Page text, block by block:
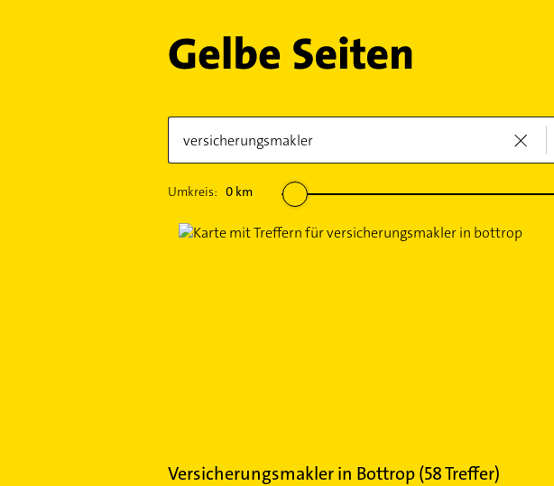
Umkreis: 0km
Versicherungsmaklerin Bottrop(58Treffer)